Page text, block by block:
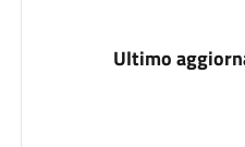
Ultimo